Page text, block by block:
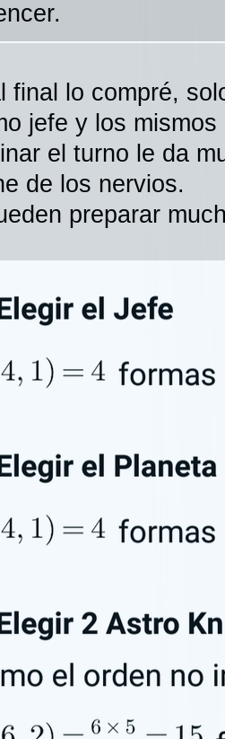
final lo compré,
jefe y los
el turno le da
de los nervios.
preparar